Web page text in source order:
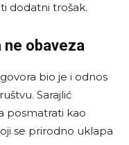
dodatni trošak.
ne obaveza
bio je i odnos
Sarajlić
posmatrati kao
se prirodno uklapa